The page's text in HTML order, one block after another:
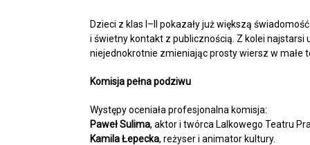
Dzieci z klas I–II pokazały już większą
i świetny kontakt z publicznością. Z kolei
niejednokrotnie zmieniając prosty wiersz w małe
Komisja pełna podziwu
Występy oceniała profesjonalna komisja:
Paweł Sulima, aktor i twórca Lalkowego Teatru
Kamila Łepecka, reżyser i animator kultury.